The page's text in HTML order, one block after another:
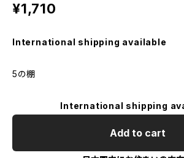
¥1,710
International shipping available
5の棚
International shipping
Add to cart